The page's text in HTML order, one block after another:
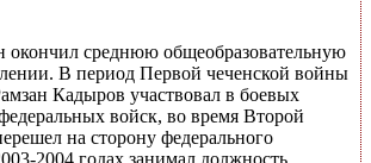
окончил среднюю общеобразовательную
В период Первой чеченской войны
Кадыров участвовал в боевых
войск, во время Второй
на сторону федерального